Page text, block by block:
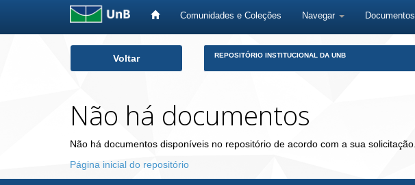
Comunidades e Coleções Navegar Documentos
Voltar REPOSITÓRIO INSTITUCIONAL DA UNB
Não há documentos
Não há documentos disponíveis no repositório de acordo com a sua solicitação.
Página inicial do repositório